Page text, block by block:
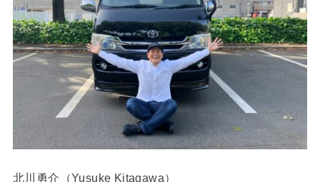
北川勇介（Yusuke Kitagawa）